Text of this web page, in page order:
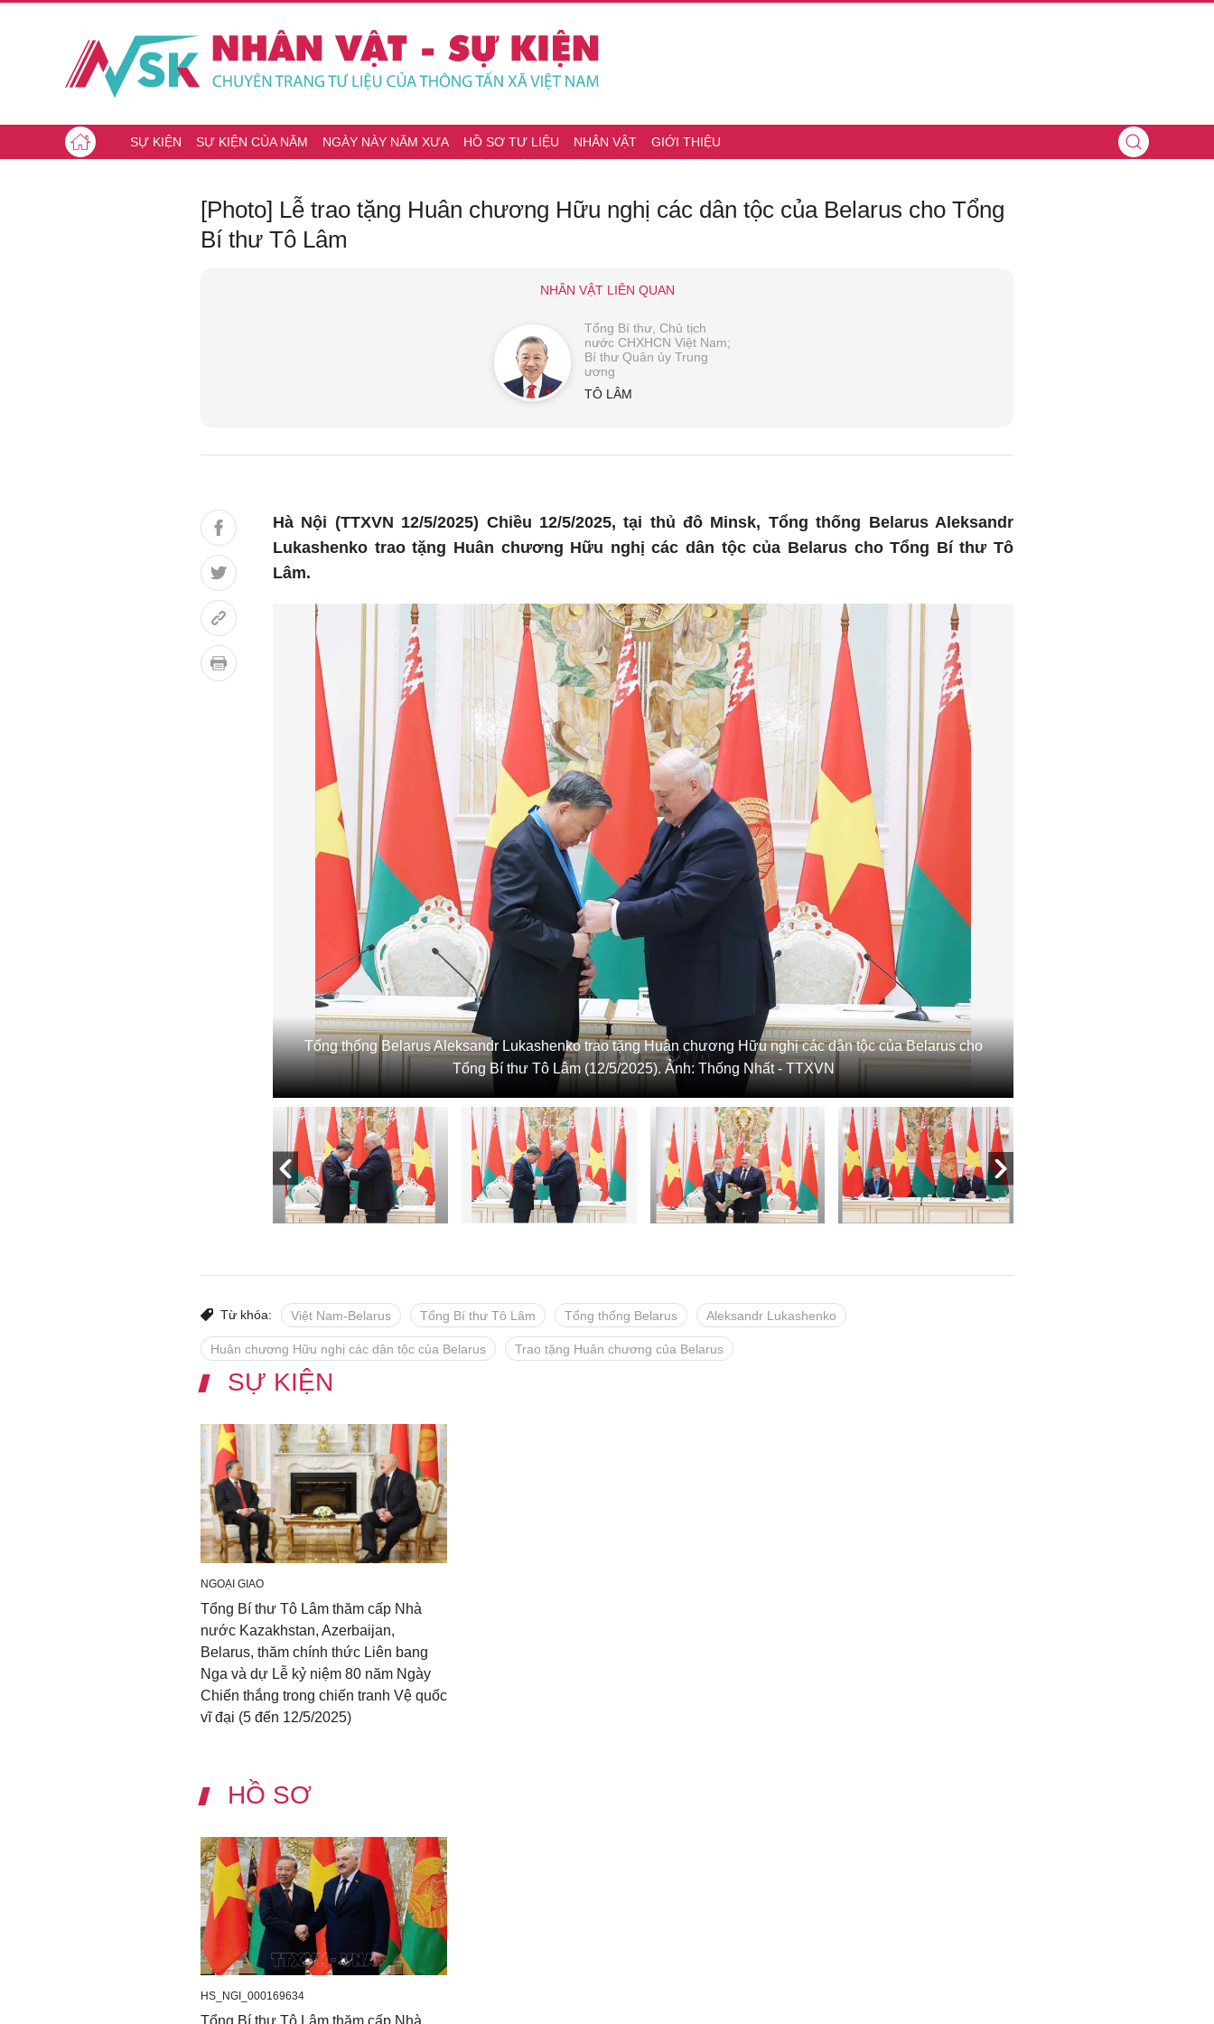
SỰ KIỆN SỰ KIỆN CỦA NĂM NGÀY NÀY NĂM XƯA HỒ SƠ TƯ LIỆU NHÂN VẬT GIỚI THIỆU
[Photo] Lễ trao tặng Huân chương Hữu nghị các dân tộc của Belarus cho Tổng
Bí thư Tô Lâm
NHÂN VẬT LIÊN QUAN
Tổng Bí thư, Chủ tịch
nước CHXHCN Việt Nam;
Bí thư Quân ủy Trung
ương
TÔ LÂM
Hà Nội (TTXVN 12/5/2025) Chiều 12/5/2025, tại thủ đô Minsk, Tổng thống Belarus Aleksandr
Lukashenko trao tặng Huân chương Hữu nghị các dân tộc của Belarus cho Tổng Bí thư Tô
Lâm.
Tổng thống Belarus Aleksandr Lukashenko trao tặng Huân chương Hữu nghị các dân tộc của Belarus cho
Tổng Bí thư Tô Lâm (12/5/2025). Ảnh: Thống Nhất - TTXVN
Từ khóa: Việt Nam-Belarus Tổng Bí thư Tô Lâm Tổng thống Belarus Aleksandr Lukashenko
Huân chương Hữu nghị các dân tộc của Belarus Trao tặng Huân chương của Belarus
SỰ KIỆN
NGOẠI GIAO
Tổng Bí thư Tô Lâm thăm cấp Nhà
nước Kazakhstan, Azerbaijan,
Belarus, thăm chính thức Liên bang
Nga và dự Lễ kỷ niệm 80 năm Ngày
Chiến thắng trong chiến tranh Vệ quốc
vĩ đại (5 đến 12/5/2025)
HỒ SƠ
HS_NGI_000169634